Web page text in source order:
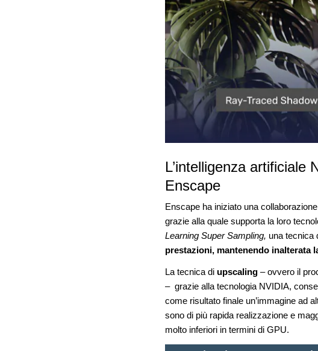
L’intelligenza artificiale
Enscape
Enscape ha iniziato una
grazie alla quale supporta la loro
Learning Super Sampling, una tecnica
prestazioni, mantenendo inalterata
La tecnica di upscaling – ovvero il
– grazie alla tecnologia NVIDIA,
come risultato finale un’immagine ad
sono di più rapida realizzazione e
molto inferiori in termini di GPU.